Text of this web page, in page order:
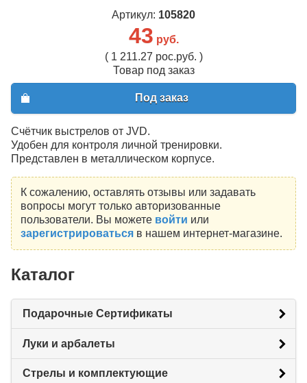
Артикул: 105820
43 руб.
( 1 211.27 рос.руб. )
Товар под заказ
Под заказ
Счётчик выстрелов от JVD.
Удобен для контроля личной тренировки.
Представлен в металлическом корпусе.
К сожалению, оставлять отзывы или задавать
вопросы могут только авторизованные
пользователи. Вы можете войти или
зарегистрироватьсяв нашем интернет-магазине.
Каталог
Подарочные Сертификаты
Луки и арбалеты
Стрелы и комплектующие